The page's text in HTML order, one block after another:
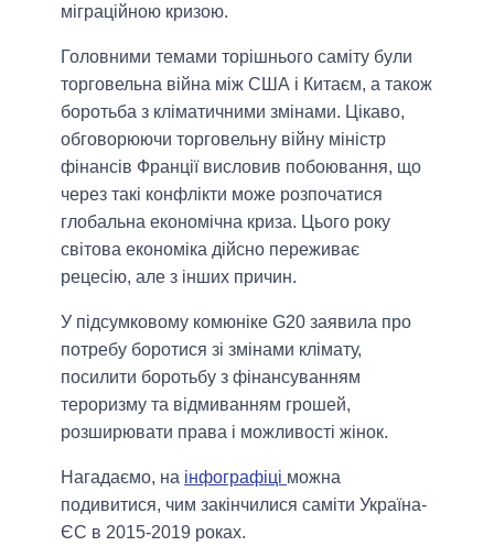
міграційною кризою.
Головними темами торішнього саміту були
торговельна війна між США і Китаєм, а також
боротьба з кліматичними змінами. Цікаво,
обговорюючи торговельну війну міністр
фінансів Франції висловив побоювання, що
через такі конфлікти може розпочатися
глобальна економічна криза. Цього року
світова економіка дійсно переживає
рецесію, але з інших причин.
У підсумковому комюніке G20 заявила про
потребу боротися зі змінами клімату,
посилити боротьбу з фінансуванням
тероризму та відмиванням грошей,
розширювати права і можливості жінок.
Нагадаємо, на інфографіці можна
подивитися, чим закінчилися саміти Україна-
ЄС в 2015-2019 роках.